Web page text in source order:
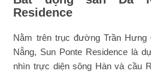
Residence
Nằm trên trục đường Trần
Nẵng, Sun Ponte Residence là
nhìn trực diện sông Hàn và cầu